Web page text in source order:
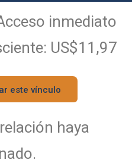
inmediato
US$11,97
este vínculo
haya